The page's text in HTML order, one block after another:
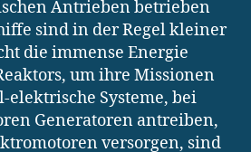
Antrieben betrieben
sind in der Regel kleiner
die immense Energie
um ihre Missionen
elektrische Systeme, bei
Generatoren antreiben,
versorgen, sind